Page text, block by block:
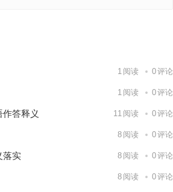
1 阅读 0评论
1 阅读 0评论
答释义 11 阅读 0评论
8 阅读 0评论
落实 8 阅读 0评论
8 阅读 0评论